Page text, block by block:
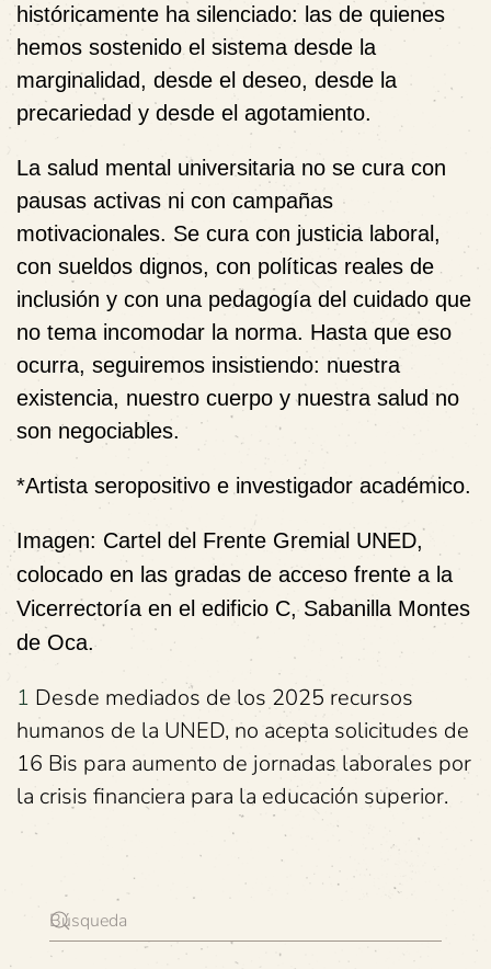
históricamente ha silenciado: las de quienes
hemos sostenido el sistema desde la
marginalidad, desde el deseo, desde la
precariedad y desde el agotamiento.
La salud mental universitaria no se cura con
pausas activas ni con campañas
motivacionales. Se cura con justicia laboral,
con sueldos dignos, con políticas reales de
inclusión y con una pedagogía del cuidado que
no tema incomodar la norma. Hasta que eso
ocurra, seguiremos insistiendo: nuestra
existencia, nuestro cuerpo y nuestra salud no
son negociables.
*Artista seropositivo e investigador académico.
Imagen: Cartel del Frente Gremial UNED,
colocado en las gradas de acceso frente a la
Vicerrectoría en el edificio C, Sabanilla Montes
de Oca.
1 Desde mediados de los 2025 recursos
humanos de la UNED, no acepta solicitudes de
16 Bis para aumento de jornadas laborales por
la crisis financiera para la educación superior.